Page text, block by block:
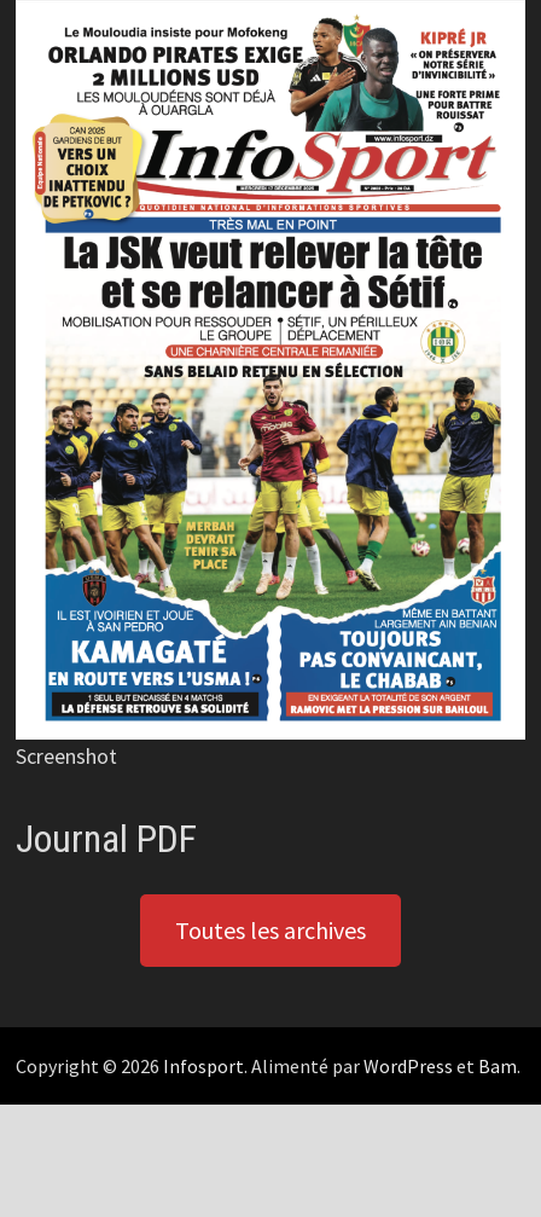
Screenshot
Journal PDF
Toutes les archives
Copyright © 2026 Infosport. Alimenté parWordPress et Bam.